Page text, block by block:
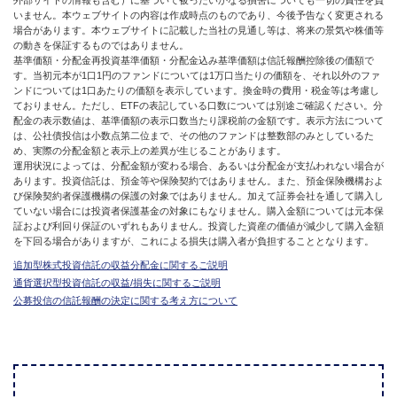
いません。本ウェブサイトの内容は作成時点のものであり、今後予告なく変更される
場合があります。本ウェブサイトに記載した当社の見通し等は、将来の景気や株価等
の動きを保証するものではありません。
基準価額・分配金再投資基準価額・分配金込み基準価額は信託報酬控除後の価額で
す。当初元本が1口1円のファンドについては1万口当たりの価額を、それ以外のファ
ンドについては1口あたりの価額を表示しています。換金時の費用・税金等は考慮し
ておりません。ただし、ETFの表記している口数については別途ご確認ください。分
配金の表示数値は、基準価額の表示口数当たり課税前の金額です。表示方法について
は、公社債投信は小数点第二位まで、その他のファンドは整数部のみとしているた
め、実際の分配金額と表示上の差異が生じることがあります。
運用状況によっては、分配金額が変わる場合、あるいは分配金が支払われない場合が
あります。投資信託は、預金等や保険契約ではありません。また、預金保険機構およ
び保険契約者保護機構の保護の対象ではありません。加えて証券会社を通して購入し
ていない場合には投資者保護基金の対象にもなりません。購入金額については元本保
証および利回り保証のいずれもありません。投資した資産の価値が減少して購入金額
を下回る場合がありますが、これによる損失は購入者が負担することとなります。
追加型株式投資信託の収益分配金に関するご説明
通貨選択型投資信託の収益/損失に関するご説明
公募投信の信託報酬の決定に関する考え方について